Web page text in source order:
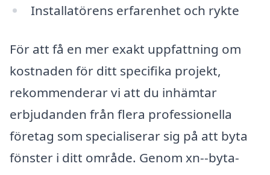
Installatörens erfarenhet och rykte
För att få en mer exakt uppfattning om
kostnaden för ditt specifika projekt,
rekommenderar vi att du inhämtar
erbjudanden från flera professionella
företag som specialiserar sig på att byta
fönster i ditt område. Genom xn--byta-